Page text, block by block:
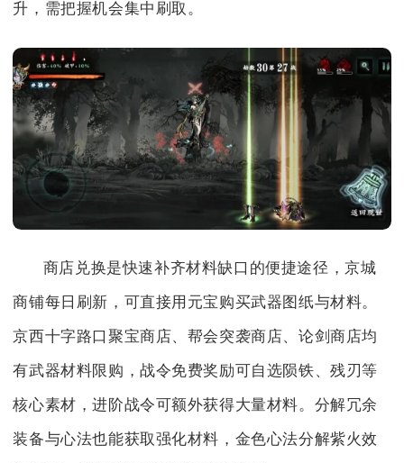
升，需把握机会集中刷取。
商店兑换是快速补齐材料缺口的便捷途径，京城
商铺每日刷新，可直接用元宝购买武器图纸与材料。
京西十字路口聚宝商店、帮会突袭商店、论剑商店均
有武器材料限购，战令免费奖励可自选陨铁、残刃等
核心素材，进阶战令可额外获得大量材料。分解冗余
装备与心法也能获取强化材料，金色心法分解紫火效